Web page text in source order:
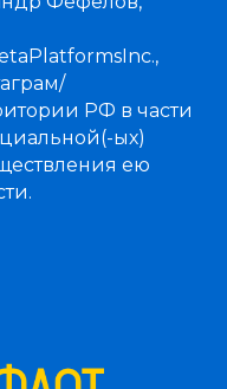
РФ в части
ых)
ею